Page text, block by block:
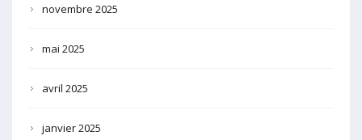
novembre 2025
mai 2025
avril 2025
janvier 2025